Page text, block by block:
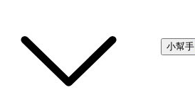
小幫手